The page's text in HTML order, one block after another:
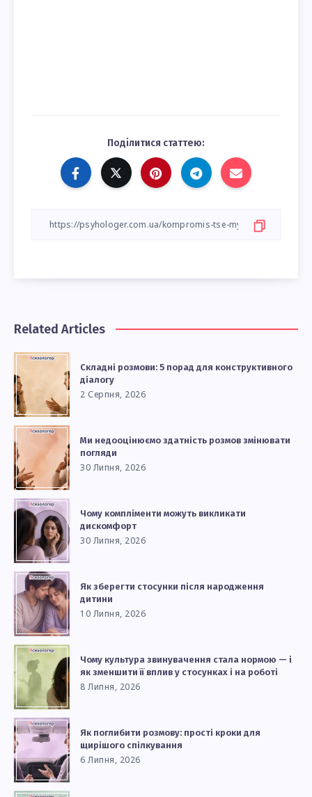
Поділитися статтею:
Related Articles
Складні розмови: 5 порад для конструктивного
діалогу
2 Серпня, 2026
Ми недооцінюємо здатність розмов змінювати
погляди
30 Липня, 2026
Чому компліменти можуть викликати
дискомфорт
30 Липня, 2026
Як зберегти стосунки після народження
дитини
10 Липня, 2026
Чому культура звинувачення стала нормою — і
як зменшити її вплив у стосунках і на роботі
8 Липня, 2026
Як поглибити розмову: прості кроки для
щирішого спілкування
6 Липня, 2026